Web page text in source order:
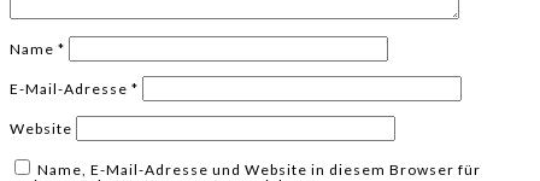
Name *
E-Mail-Adresse *
Website
Name, E-Mail-Adresse und Website in diesem Browser für